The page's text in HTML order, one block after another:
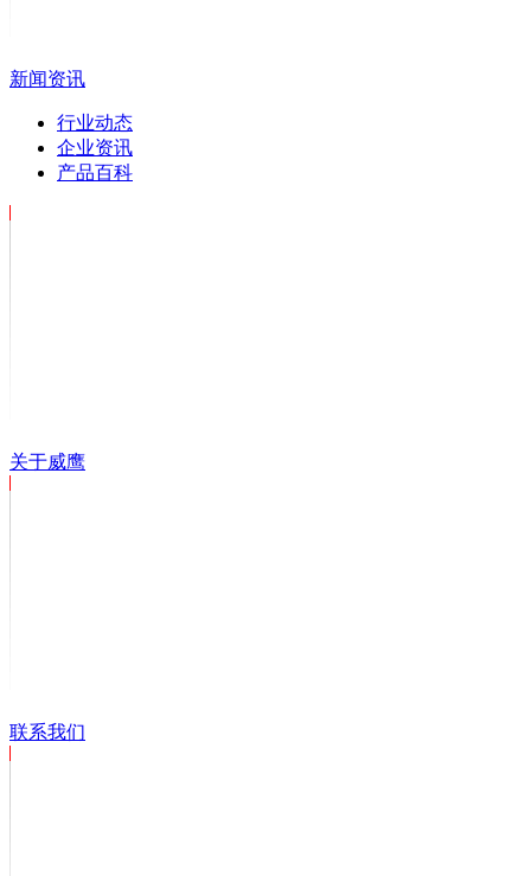
新闻资讯
行业动态
企业资讯
产品百科
关于威鹰
联系我们